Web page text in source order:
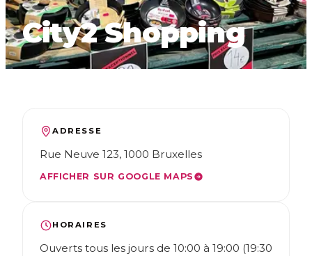
City2 Shopping
ADRESSE
Rue Neuve 123, 1000 Bruxelles
AFFICHER SUR GOOGLE MAPS
HORAIRES
Ouverts tous les jours de 10:00 à 19:00 (19:30